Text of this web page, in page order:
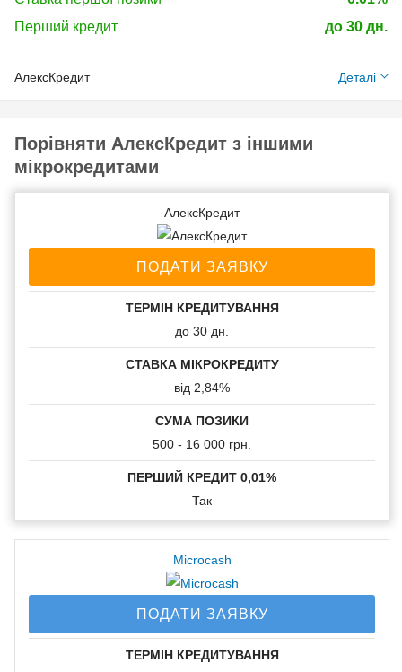
Перший кредит
до 30 дн.
АлексКредит Деталі
Необхідні
документи:
(ІПН)
Паспорт
громадянина України
Банківська картка
ID каркта
Вік
позичальника:
18-65
Отримання
коштів:
Час прийняття
рішення:
10 хвилин
Порівняти АлексКредит з іншими
мікрокредитами
АлексКредит
ПОДАТИ ЗАЯВКУ
ТЕРМІН КРЕДИТУВАННЯ
до 30 дн.
СТАВКА МІКРОКРЕДИТУ
від 2,84%
СУМА ПОЗИКИ
500 - 16 000 грн.
ПЕРШИЙ КРЕДИТ 0,01%
Так
Microcash
ПОДАТИ ЗАЯВКУ
ТЕРМІН КРЕДИТУВАННЯ